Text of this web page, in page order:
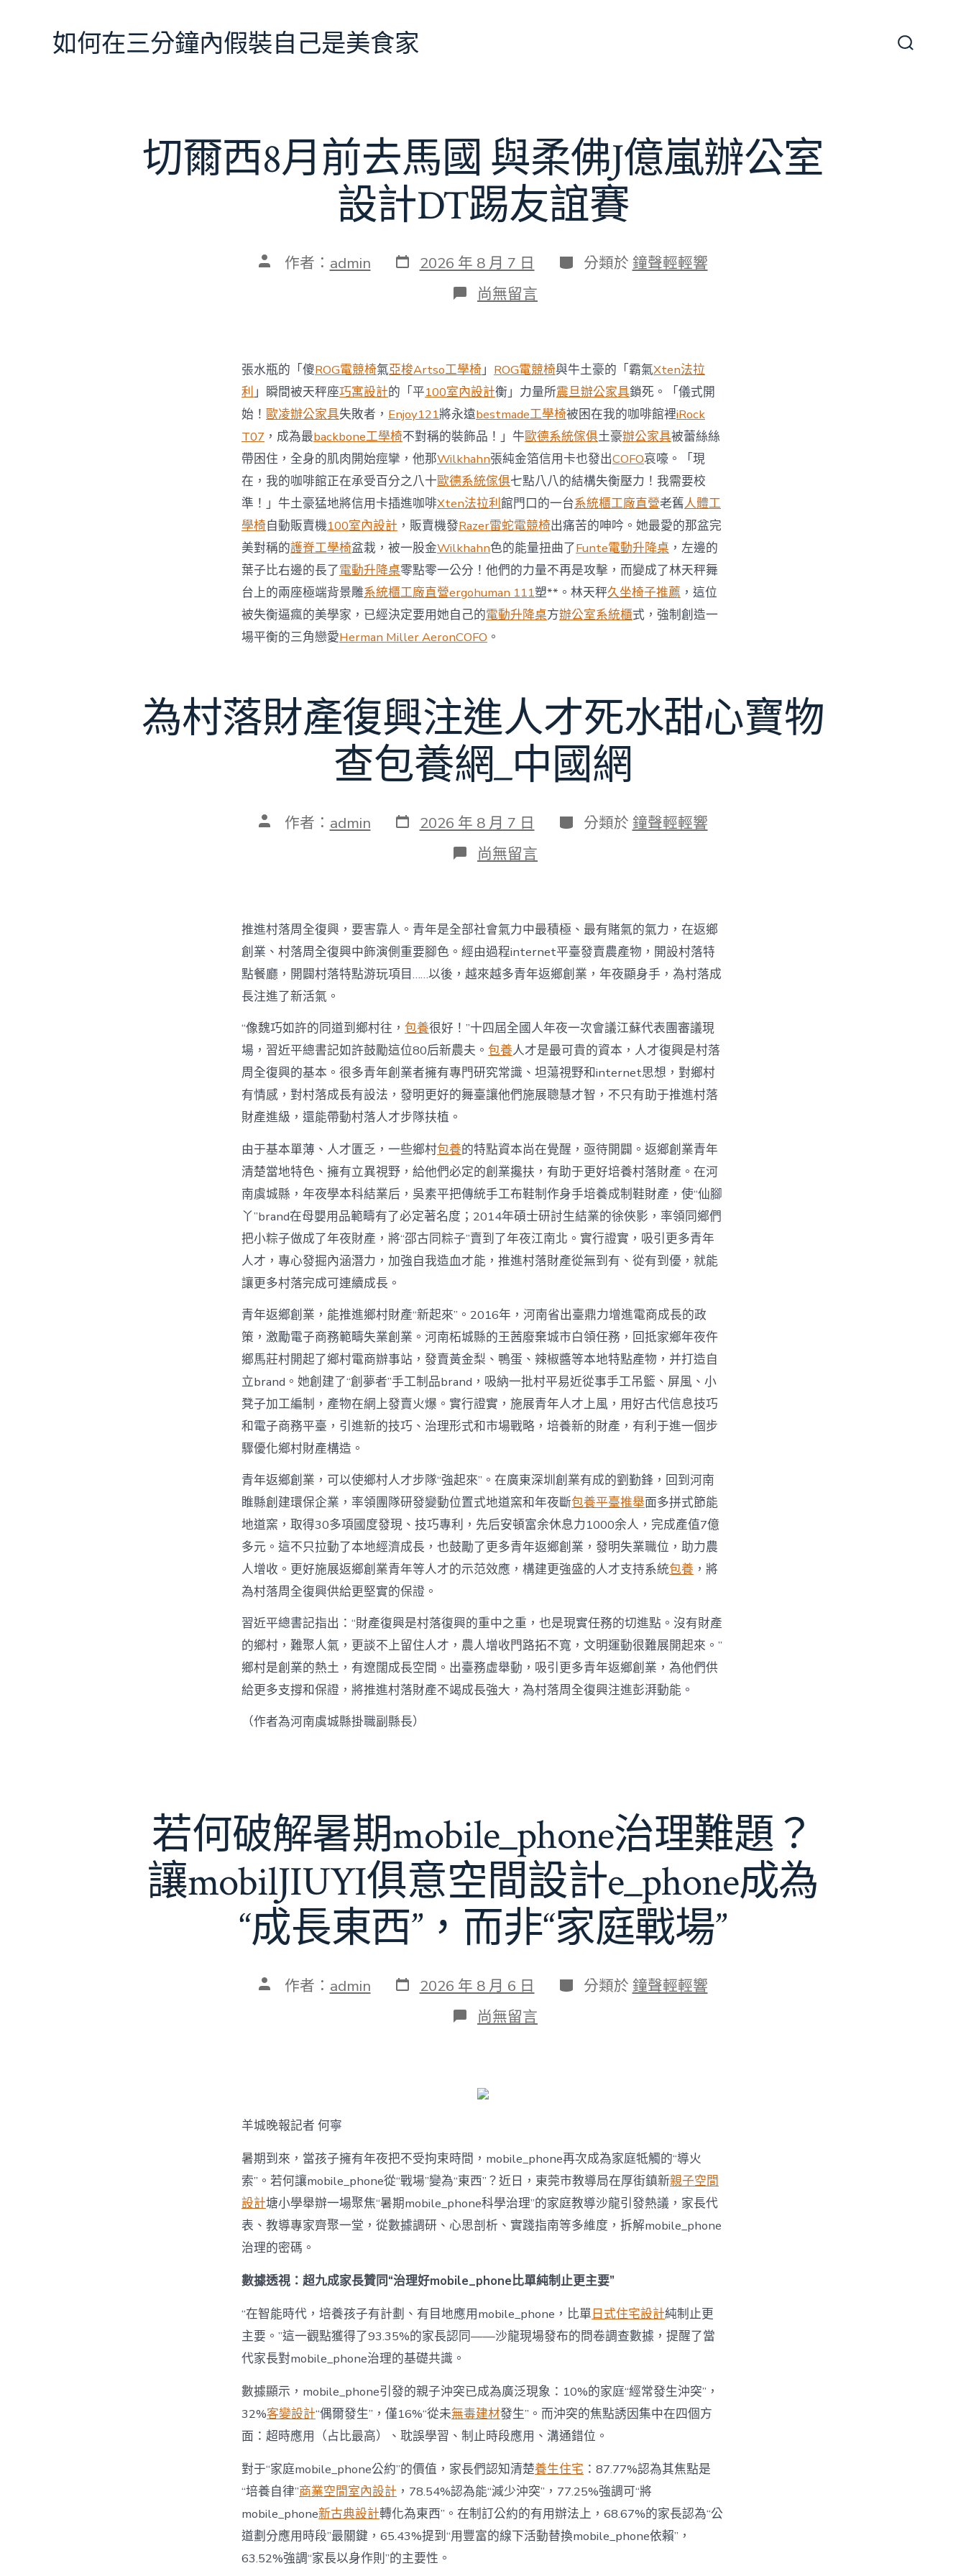
如何在三分鐘內假裝自己是美食家
切爾西8月前去馬國 與柔佛J億嵐辦公室
設計DT踢友誼賽
文 作者： admin 發
表
2026 年 8 月 7 日 分
類
分類於 鐘聲輕輕響
在
〈切
月
前
去
馬
國
與
柔
佛
J
億
嵐
辦
公
室
設
計
DT
踢
友
誼
尚無留言
張水瓶的「傻ROG電競椅氣亞梭Artso工學椅」 ROG電競椅與牛土豪的「霸氣Xten法拉
利」瞬間被天秤座巧寓設計的「平100室內設計衡」力量所震旦辦公家具鎖死。「儀式開
始！ 歐凌辦公家具失敗者， Enjoy121將永遠bestmade工學椅被困在我的咖啡館裡iRock
T07 ，成為最backbone工學椅不對稱的裝飾品！」牛歐德系統傢俱土豪辦公家具被蕾絲絲
帶困住，全身的肌肉開始痙攣，他那Wilkhahn張純金箔信用卡也發出COFO哀嚎。「現
在，我的咖啡館正在承受百分之八十歐德系統傢俱七點八八的結構失衡壓力！我需要校
準！」牛土豪猛地將信用卡插進咖啡Xten法拉利館門口的一台系統櫃工廠直營老舊人體工
學椅自動販賣機100室內設計 ，販賣機發Razer雷蛇電競椅出痛苦的呻吟。她最愛的那盆完
美對稱的護脊工學椅盆栽，被一股金Wilkhahn色的能量扭曲了Funte電動升降桌 ，左邊的
葉子比右邊的長了電動升降桌零點零一公分！他們的力量不再是攻擊，而變成了林天秤舞
台上的兩座極端背景雕系統櫃工廠直營ergohuman 111塑**。林天秤久坐椅子推薦 ，這位
被失衡逼瘋的美學家，已經決定要用她自己的電動升降桌方辦公室系統櫃式，強制創造一
場平衡的三角戀愛Herman Miller AeronCOFO 。
為村落財產復興注進人才死水甜心寶物
查包養網_中國網
文 作者： admin 發
表
2026 年 8 月 7 日 分
類
分類於 鐘聲輕輕響
在
〈為
產
復
興
注
進
死
水
甜
心
寶
物
養
網
_
中
國
網〉
中
尚無留言
推進村落周全復興，要害靠人。青年是全部社會氣力中最積極、最有賭氣的氣力，在返鄉
創業、村落周全復興中飾演側重要腳色。經由過程internet平臺發賣農產物，開設村落特
點餐廳，開闢村落特點游玩項目……以後，越來越多青年返鄉創業，年夜顯身手，為村落成
長注進了新活氣。
“像魏巧如許的同道到鄉村往， 包養很好！”十四屆全國人年夜一次會議江蘇代表團審議現
場，習近平總書記如許鼓勵這位80后新農夫。 包養人才是最可貴的資本，人才復興是村落
周全復興的基本。很多青年創業者擁有專門研究常識、坦蕩視野和internet思想，對鄉村
有情感，對村落成長有設法，發明更好的舞臺讓他們施展聰慧才智，不只有助于推進村落
財產進級，還能帶動村落人才步隊扶植。
由于基本單薄、人才匱乏，一些鄉村包養的特點資本尚在覺醒，亟待開闢。返鄉創業青年
清楚當地特色、擁有立異視野，給他們必定的創業攙扶，有助于更好培養村落財產。在河
南虞城縣，年夜學本科結業后，吳素平把傳統手工布鞋制作身手培養成制鞋財產，使“仙腳
丫”brand在母嬰用品範疇有了必定著名度；2014年碩士研討生結業的徐俠影，率領同鄉們
把小粽子做成了年夜財產，將“邵古同粽子”賣到了年夜江南北。實行證實，吸引更多青年
人才，專心發掘內涵潛力，加強自我造血才能，推進村落財產從無到有、從有到優，就能
讓更多村落完成可連續成長。
青年返鄉創業，能推進鄉村財產“新起來”。2016年，河南省出臺鼎力增進電商成長的政
策，激勵電子商務範疇失業創業。河南柘城縣的王茜廢棄城市白領任務，回抵家鄉年夜仵
鄉馬莊村開起了鄉村電商辦事站，發賣黃金梨、鴨蛋、辣椒醬等本地特點產物，并打造自
立brand。她創建了“創夢者”手工制品brand，吸納一批村平易近從事手工吊籃、屏風、小
凳子加工編制，產物在網上發賣火爆。實行證實，施展青年人才上風，用好古代信息技巧
和電子商務平臺，引進新的技巧、治理形式和市場戰略，培養新的財產，有利于進一個步
驟優化鄉村財產構造。
青年返鄉創業，可以使鄉村人才步隊“強起來”。在廣東深圳創業有成的劉勤鋒，回到河南
睢縣創建環保企業，率領團隊研發變動位置式地道窯和年夜斷包養平臺推舉面多拼式節能
地道窯，取得30多項國度發現、技巧專利，先后安頓富余休息力1000余人，完成產值7億
多元。這不只拉動了本地經濟成長，也鼓勵了更多青年返鄉創業，發明失業職位，助力農
人增收。更好施展返鄉創業青年等人才的示范效應，構建更強盛的人才支持系統包養 ，將
為村落周全復興供給更堅實的保證。
習近平總書記指出：“財產復興是村落復興的重中之重，也是現實任務的切進點。沒有財產
的鄉村，難聚人氣，更談不上留住人才，農人增收門路拓不寬，文明運動很難展開起來。”
鄉村是創業的熱土，有遼闊成長空間。出臺務虛舉動，吸引更多青年返鄉創業，為他們供
給更多支撐和保證，將推進村落財產不竭成長強大，為村落周全復興注進彭湃動能。
（作者為河南虞城縣掛職副縣長）
若何破解暑期mobile_phone治理難題？
讓mobilJIUYI俱意空間設計e_phone成為
“成長東西”，而非“家庭戰場”
文 作者： admin 發
表
2026 年 8 月 6 日 分
類
分類於 鐘聲輕輕響
在
〈若
暑
期
難
題？
讓
mobilJIUYI
俱
意
設
計
成
為
“成
西”，
而
非
“家
庭
戰
場”〉
中
尚無留言
羊城晚報記者 何寧
暑期到來，當孩子擁有年夜把不受拘束時間，mobile_phone再次成為家庭牴觸的“導火
索”。若何讓mobile_phone從“戰場”變為“東西”？近日，東莞市教導局在厚街鎮新親子空間
設計塘小學舉辦一場聚焦“暑期mobile_phone科學治理”的家庭教導沙龍引發熱議，家長代
表、教導專家齊聚一堂，從數據調研、心思剖析、實踐指南等多維度，拆解mobile_phone
治理的密碼。
數據透視：超九成家長贊同“治理好mobile_phone比單純制止更主要”
“在智能時代，培養孩子有計劃、有目地應用mobile_phone，比單日式住宅設計純制止更
主要。”這一觀點獲得了93.35%的家長認同——沙龍現場發布的問卷調查數據，提醒了當
代家長對mobile_phone治理的基礎共識。
數據顯示，mobile_phone引發的親子沖突已成為廣泛現象：10%的家庭“經常發生沖突”，
32%客變設計“偶爾發生”，僅16%“從未無毒建材發生”。而沖突的焦點誘因集中在四個方
面：超時應用（占比最高）、耽誤學習、制止時段應用、溝通錯位。
對于“家庭mobile_phone公約”的價值，家長們認知清楚養生住宅 ：87.77%認為其焦點是
“培養自律”商業空間室內設計 ，78.54%認為能“減少沖突”，77.25%強調可“將
mobile_phone新古典設計轉化為東西”。在制訂公約的有用辦法上，68.67%的家長認為“公
道劃分應用時段”最關鍵，65.43%提到“用豐富的線下活動替換mobile_phone依賴”，
63.52%強調“家長以身作則”的主要性。